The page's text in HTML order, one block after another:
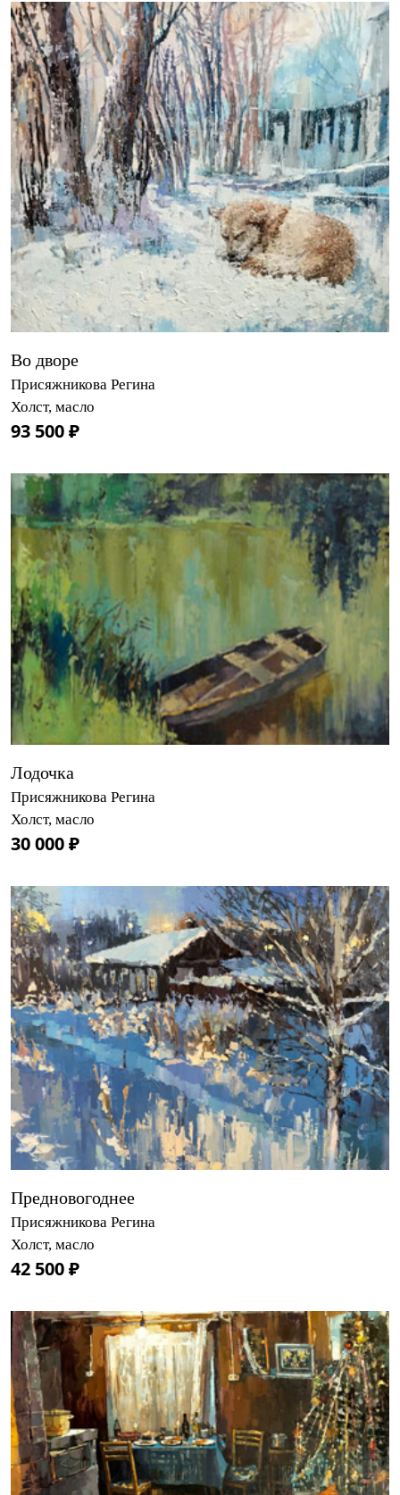
Во дворе
Присяжникова Регина
Холст, масло
93 500 ₽
Лодочка
Присяжникова Регина
Холст, масло
30 000 ₽
Предновогоднее
Присяжникова Регина
Холст, масло
42 500 ₽